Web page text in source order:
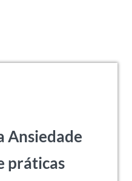
Ansiedade
práticas